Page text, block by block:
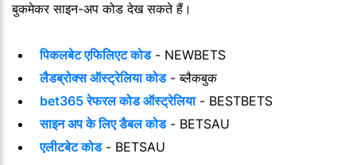
बुकमेकर साइन-अप कोड देख सकते हैं।
पिकलबेट एफिलिएट कोड- NEWBETS
लैडब्रोक्स ऑस्ट्रेलिया कोड- ब्लैकबुक
bet365 रेफरल कोड ऑस्ट्रेलिया- BESTBETS
साइन अप के लिए डैबल कोड- BETSAU
एलीटबेट कोड- BETSAU